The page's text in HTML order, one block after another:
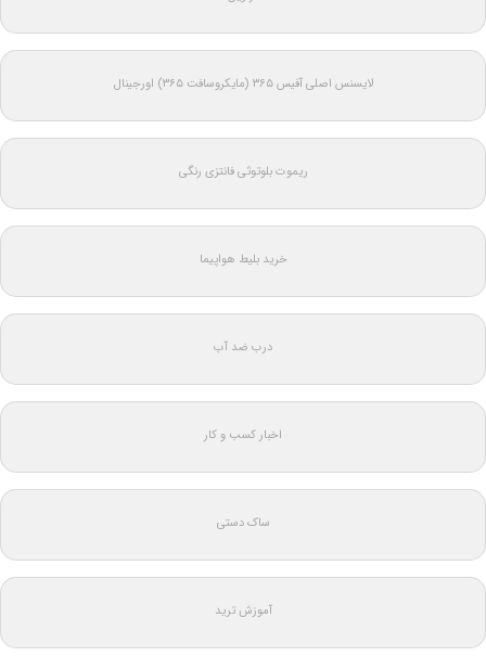
لایسنس اصلی آفیس ۳۶۵ (مایکروسافت ۳۶۵) اورجینال
ریموت بلوتوثی فانتزی رنگی
خرید بلیط هواپیما
درب ضد آب
اخبار کسب و کار
ساک دستی
آموزش ترید